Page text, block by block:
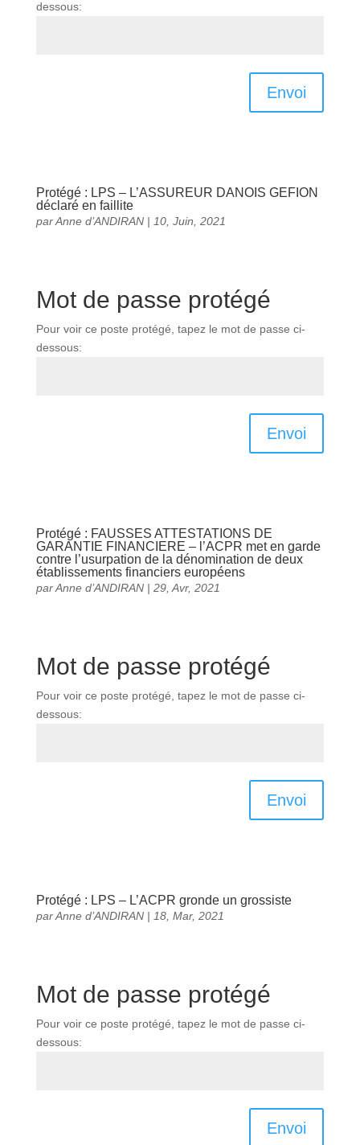
dessous:
Envoi
Protégé : LPS – L’ASSUREUR DANOIS GEFION
déclaré en faillite
parAnne d’ANDIRAN| 10, Juin, 2021
Mot de passe protégé
Pour voir ce poste protégé, tapez le mot de passe ci-
dessous:
Envoi
Protégé : FAUSSES ATTESTATIONS DE
GARANTIE FINANCIERE – l’ACPR met en garde
contre l’usurpation de la dénomination de deux
établissements financiers européens
parAnne d’ANDIRAN| 29, Avr, 2021
Mot de passe protégé
Pour voir ce poste protégé, tapez le mot de passe ci-
dessous:
Envoi
Protégé : LPS – L’ACPR gronde un grossiste
parAnne d’ANDIRAN| 18, Mar, 2021
Mot de passe protégé
Pour voir ce poste protégé, tapez le mot de passe ci-
dessous:
Envoi